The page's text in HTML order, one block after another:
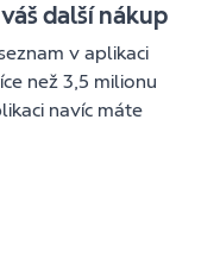
další nákup
v aplikaci
než 3,5 milionu
navíc máte